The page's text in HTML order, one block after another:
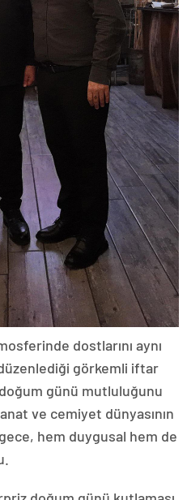
dostlarını aynı
görkemli iftar
günü mutluluğunu
ve cemiyet dünyasının
hem duygusal hem de